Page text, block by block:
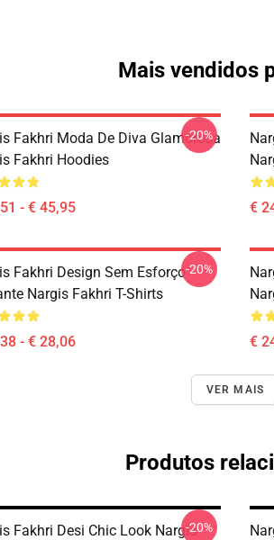
Mais vendidos
Fakhri Moda De Diva Glamorosa
Fakhri Hoodies
- € 45,95
-20%
€
Fakhri Design Sem Esforço
Nargis Fakhri T-Shirts
- € 28,06
-20%
€
VER MAIS
Produtos
Fakhri Desi Chic Look Nargis-20%